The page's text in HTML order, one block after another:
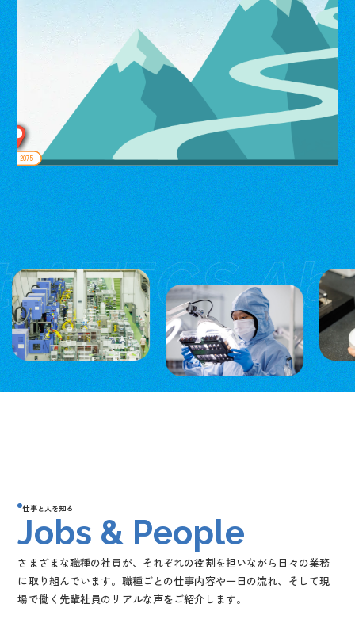
創業–2025
2025–2035
2035–2045
2045–2055
2055–2065
2065–2075
仕事と人を知る
Jobs & People
さまざまな職種の社員が、それぞれの役割を担いながら日々の業務
に取り組んでいます。職種ごとの仕事内容や一日の流れ、そして現
場で働く先輩社員のリアルな声をご紹介します。